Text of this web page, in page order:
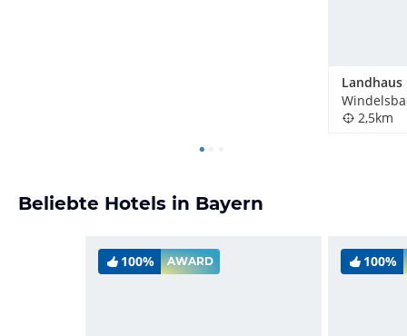
2,5km
Beliebte Hotels in Bayern
100% AWARD 100%